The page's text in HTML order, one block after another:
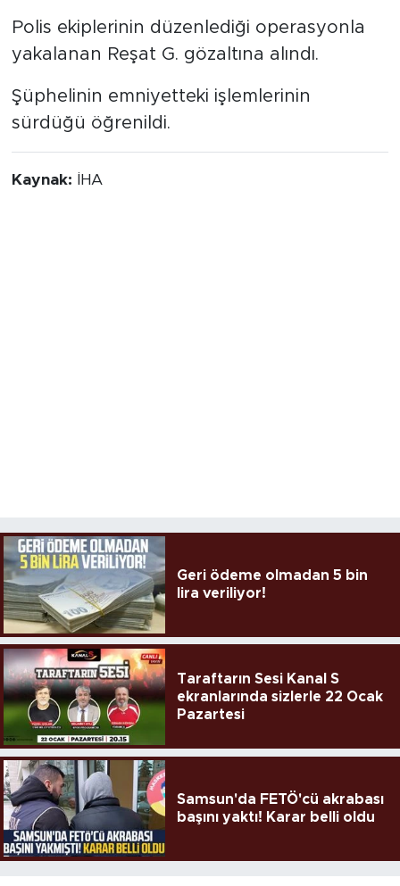
Polis ekiplerinin düzenlediği operasyonla
yakalanan Reşat G. gözaltına alındı.
Şüphelinin emniyetteki işlemlerinin
sürdüğü öğrenildi.
Kaynak: İHA
Geri ödeme olmadan 5 bin
lira veriliyor!
Taraftarın Sesi Kanal S
ekranlarında sizlerle 22 Ocak
Pazartesi
Samsun'da FETÖ'cü akrabası
başını yaktı! Karar belli oldu